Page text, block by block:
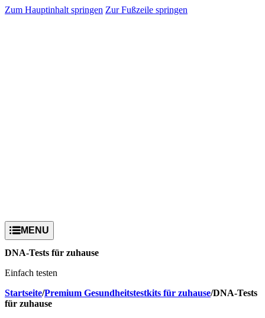
Zum Hauptinhalt springen Zur Fußzeile springen
DNA-Tests für zuhause
Einfach testen
Startseite/Premium Gesundheitstestkits für zuhause/DNA-Tests
für zuhause